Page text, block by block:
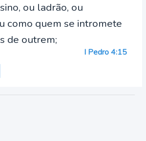
ou ladrão, ou
como quem se intromete
de outrem;
I Pedro 4:15